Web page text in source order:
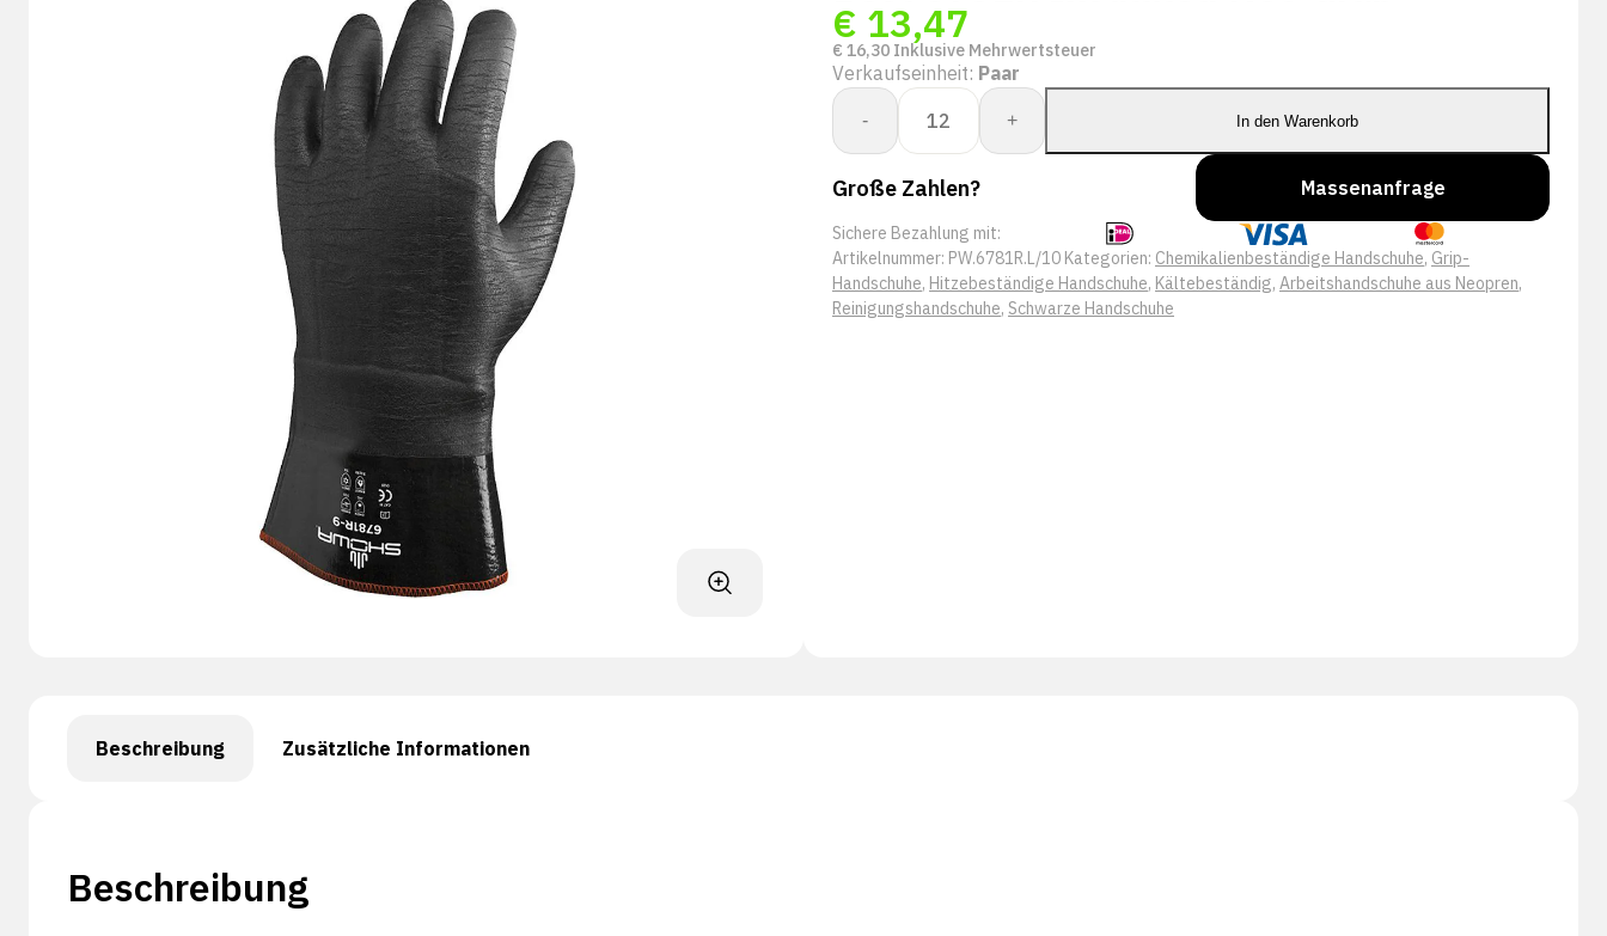
€ 13,47
€ 16,30 Inklusive Mehrwertsteuer
Verkaufseinheit: Paar
-
Best
6781R
Insulated
Neo
Menge
+ In den Warenkorb
Große Zahlen? Massenanfrage
Sichere Bezahlung mit:
Artikelnummer: PW.6781R.L/10 Kategorien: Chemikalienbeständige Handschuhe, Grip-
Handschuhe, Hitzebeständige Handschuhe, Kältebeständig, Arbeitshandschuhe aus Neopren,
Reinigungshandschuhe, Schwarze Handschuhe
Beschreibung Zusätzliche Informationen
Beschreibung